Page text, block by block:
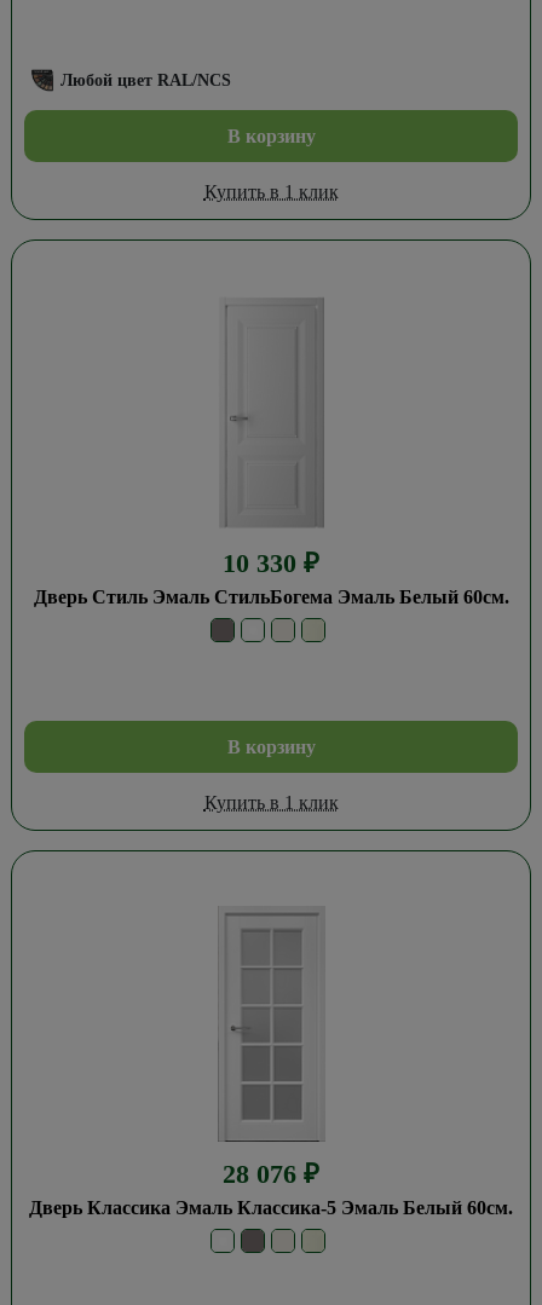
Любой цвет RAL/NCS
В корзину
Купить в 1 клик
10 330 ₽
Дверь Стиль Эмаль СтильБогема Эмаль Белый 60см.
В корзину
Купить в 1 клик
28 076 ₽
Дверь Классика Эмаль Классика-5 Эмаль Белый 60см.